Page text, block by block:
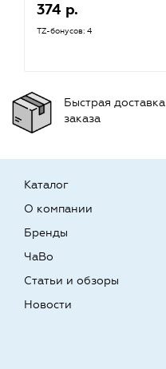
374 р.
TZ-бонусов: 4
Быстрая доставка
заказа
Каталог
О компании
Бренды
ЧаВо
Статьи и обзоры
Новости